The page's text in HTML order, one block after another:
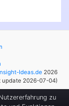
Ideas.de 2026
update 2026-07-04)
zu